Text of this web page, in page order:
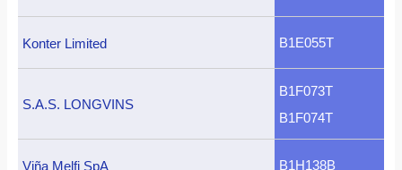
Konter Limited B1E055T
S.A.S. LONGVINS
B1F073T
B1F074T
Viña Melfi SpA B1H138B